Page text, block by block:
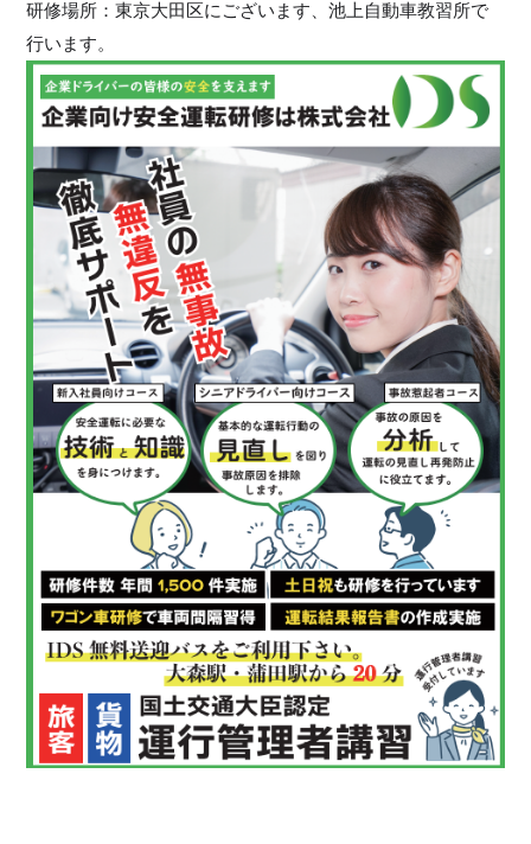
研修場所：東京大田区にございます、池上自動車教習所で
行います。